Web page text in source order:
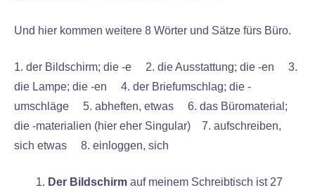
Und hier kommen weitere 8 Wörter und Sätze fürs Büro.
1. der Bildschirm; die -e 2. die Ausstattung; die -en 3.
die Lampe; die -en 4. der Briefumschlag; die -
umschläge 5. abheften, etwas 6. das Büromaterial;
die -materialien (hier eher Singular) 7. aufschreiben,
sich etwas 8. einloggen, sich
Der Bildschirm auf meinem Schreibtisch ist 27